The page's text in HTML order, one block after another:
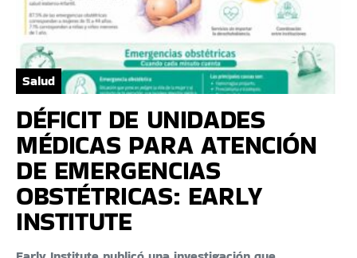
Salud
DÉFICIT DE UNIDADES
MÉDICAS PARA ATENCIÓN
DE EMERGENCIAS
OBSTÉTRICAS: EARLY
INSTITUTE